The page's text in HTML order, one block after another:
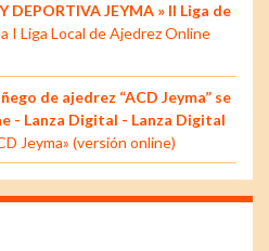
DEPORTIVA JEYMA » II Liga de
I Liga Local de Ajedrez Online
de ajedrez “ACD Jeyma” se
- Lanza Digital - Lanza Digital
Jeyma» (versión online)